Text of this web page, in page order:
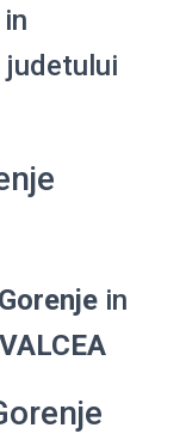
judetului
in
VALCEA